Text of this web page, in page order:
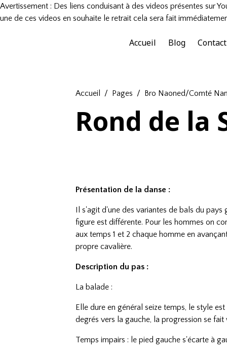
Avertissement : Des liens conduisant à des videos présentes sur
une de ces videos en souhaite le retrait cela sera fait
Accueil Blog Contact
Accueil Pages Bro Naoned/Comté
Rond de la
Présentation de la danse :
Il s'agit d'une des variantes de bals du pays
figure est différente. Pour les hommes on
aux temps 1 et 2 chaque homme en
propre cavalière.
Description du pas :
La balade :
Elle dure en général seize temps, le style
degrés vers la gauche, la progression se fait
Temps impairs : le pied gauche s'écarte à